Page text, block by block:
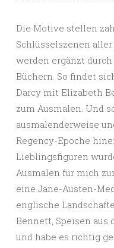
Die Motive stellen
Schlüsselszenen
werden ergänzt
Büchern. So findet
Darcy mit Elizabeth
zum Ausmalen. Und
ausmalenderweise
Regency-Epoche
Lieblingsfiguren
Ausmalen für mich
eine Jane-Austen-
englische
Bennett, Speisen aus
und habe es richtig